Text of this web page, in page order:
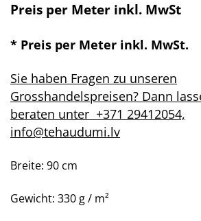
Preis per Meter inkl. MwSt
* Preis per Meter inkl. MwSt.
Sie haben Fragen zu unseren
Grosshandelspreisen? Dann
beraten unter +371 29412054,
info@tehaudumi.lv
Breite: 90 cm
Gewicht: 330 g / m²